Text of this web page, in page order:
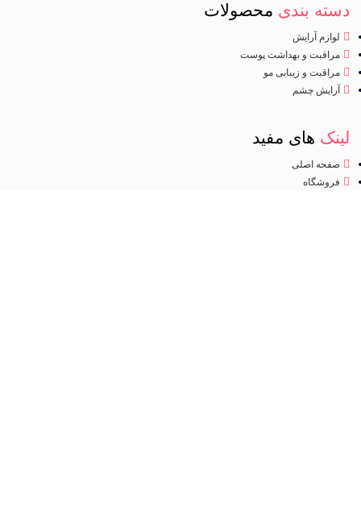
دسته بندی محصولات
لوازم آرایش
مراقبت و بهداشت پوست
مراقبت و زیبایی مو
آرایش چشم
لینک های مفید
صفحه اصلی
فروشگاه